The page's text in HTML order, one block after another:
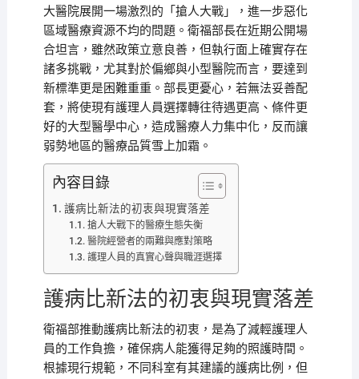
大醫院展開一場激烈的「搶人大戰」，進一步惡化
區域醫療資源不均的問題。衛福部長在近期公開場
合坦言，雖然政策立意良善，但執行面上確實存在
諸多挑戰，尤其對於偏鄉與小型醫院而言，要達到
新標準更是困難重重。部長更憂心，若無法妥善配
套，將使現有護理人員選擇轉往待遇更高、條件更
好的大型醫學中心，造成醫療人力集中化，反而讓
弱勢地區的醫療品質雪上加霜。
內容目錄
護病比新法的初衷與現實落差
搶人大戰下的醫療生態失衡
醫院經營者的兩難與應對策略
護理人員的真實心聲與職涯選擇
護病比新法的初衷與現實落差
衛福部推動護病比新法的初衷，是為了減輕護理人
員的工作負擔，確保病人能獲得足夠的照護時間。
根據現行規範，不同科室有其建議的護病比例，但